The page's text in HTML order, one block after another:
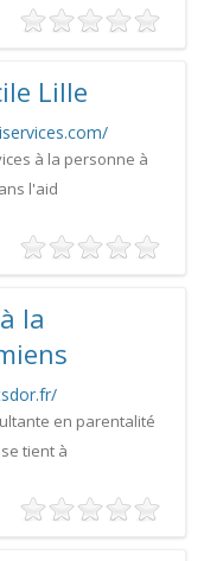
Lille
à la personne à
l'aid
la
en parentalité
tient à